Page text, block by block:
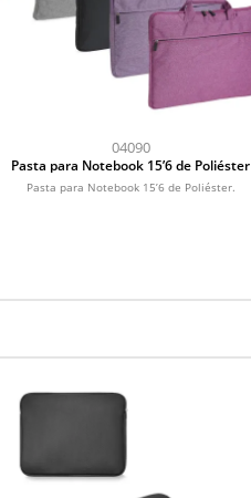
04090
Pasta para Notebook 15’6 de Poliéster
Pasta para Notebook 15’6 de Poliéster.